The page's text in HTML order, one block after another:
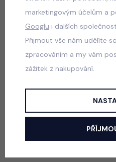
499 Kč
marketingovým účelům a
Googlu i dalších
Přijmout vše nám udělíte
zpracováním a my vám
zážitek z nakupování.